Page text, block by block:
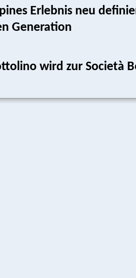
Erlebnis neu
Generation
wird zur Società